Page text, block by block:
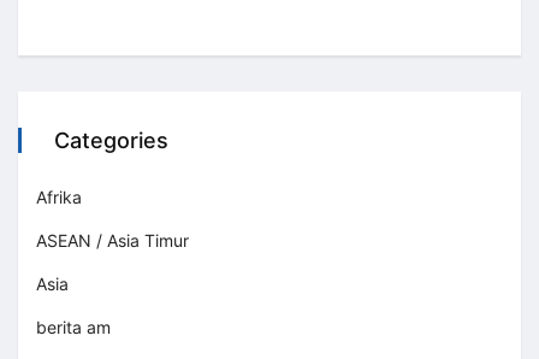
Categories
Afrika
ASEAN / Asia Timur
Asia
berita am